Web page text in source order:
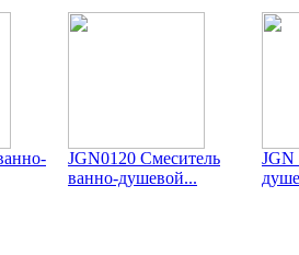
JGN0120 Смеситель
ванно-душевой...
JGN